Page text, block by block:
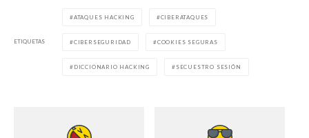
ETIQUETAS
ATAQUES HACKING CIBERATAQUES
CIBERSEGURIDAD COOKIES SEGURAS
DICCIONARIO HACKING SECUESTRO SESIÓN